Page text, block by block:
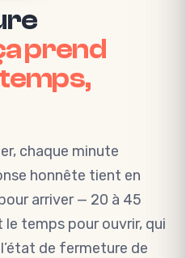
prend
chaque minute
honnête tient en
arriver — 20 à 45
le temps pour ouvrir, qui
de fermeture de